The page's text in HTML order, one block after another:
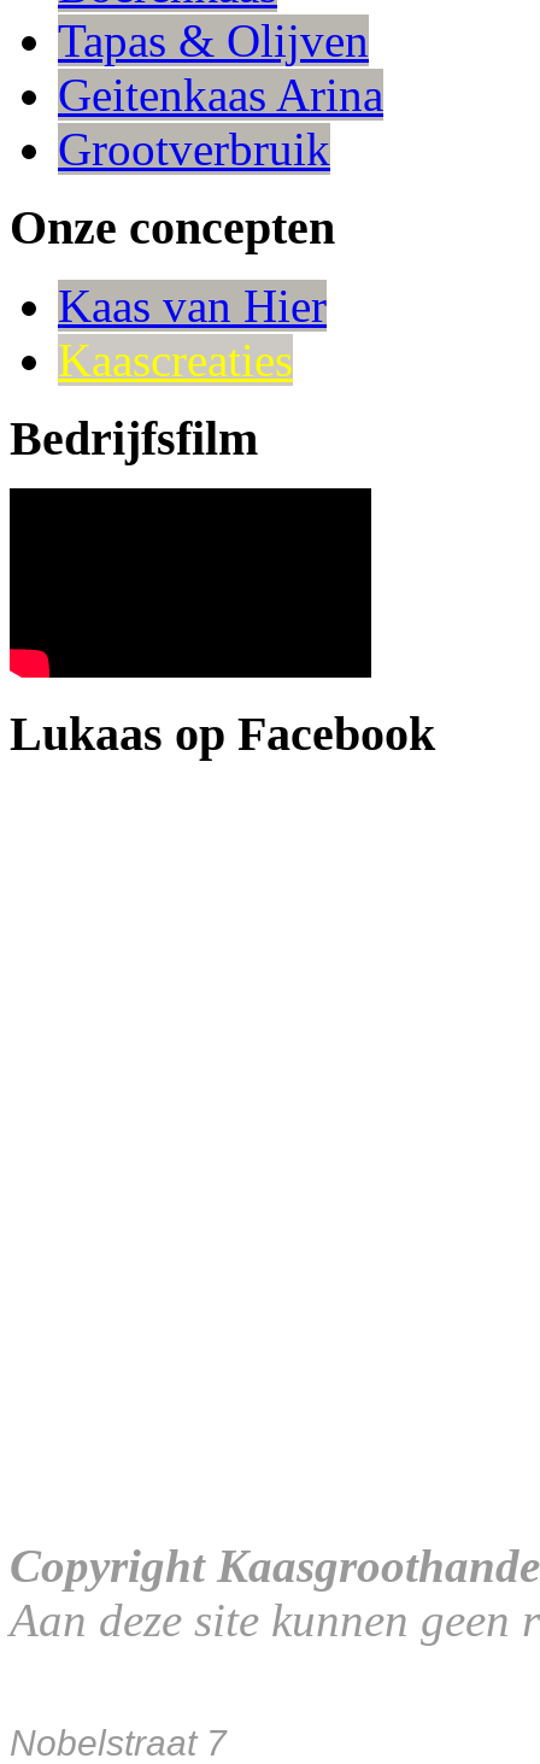
Tapas & Olijven
Geitenkaas Arina
Grootverbruik
Onze concepten
Kaas van Hier
Kaascreaties
Bedrijfsfilm
Lukaas op Facebook
Copyright
Aan deze site kunnen
Nobelstraat 7